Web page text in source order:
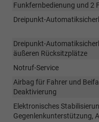
Funkfernbedienung und 2
Dreipunkt-
Dreipunkt-
äußeren Rücksitzplätze
Notruf-Service
Airbag für Fahrer und
Deaktivierung
Elektronisches
Gegenlenkunterstützung,